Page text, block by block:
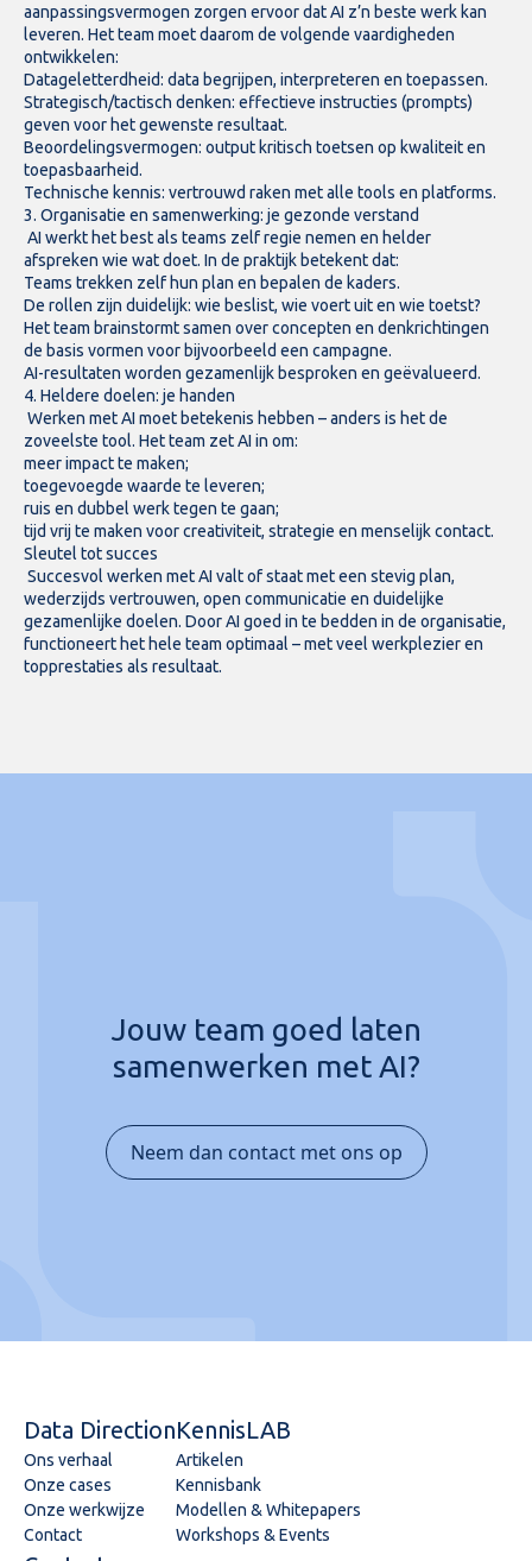
aanpassingsvermogen zorgen ervoor dat AI z’n beste werk kan
leveren. Het team moet daarom de volgende vaardigheden
ontwikkelen:
Datageletterdheid: data begrijpen, interpreteren en toepassen.
Strategisch/tactisch denken: effectieve instructies (prompts)
geven voor het gewenste resultaat.
Beoordelingsvermogen: output kritisch toetsen op kwaliteit en
toepasbaarheid.
Technische kennis: vertrouwd raken met alle tools en platforms.
3. Organisatie en samenwerking: je gezonde verstand
AI werkt het best als teams zelf regie nemen en helder
afspreken wie wat doet. In de praktijk betekent dat:
Teams trekken zelf hun plan en bepalen de kaders.
De rollen zijn duidelijk: wie beslist, wie voert uit en wie toetst?
Het team brainstormt samen over concepten en denkrichtingen
de basis vormen voor bijvoorbeeld een campagne.
AI-resultaten worden gezamenlijk besproken en geëvalueerd.
4. Heldere doelen: je handen
Werken met AI moet betekenis hebben – anders is het de
zoveelste tool. Het team zet AI in om:
meer impact te maken;
toegevoegde waarde te leveren;
ruis en dubbel werk tegen te gaan;
tijd vrij te maken voor creativiteit, strategie en menselijk contact.
Sleutel tot succes
Succesvol werken met AI valt of staat met een stevig plan,
wederzijds vertrouwen, open communicatie en duidelijke
gezamenlijke doelen. Door AI goed in te bedden in de organisatie,
functioneert het hele team optimaal – met veel werkplezier en
topprestaties als resultaat.
Jouw team goed laten
samenwerken met AI?
Neem dan contact met ons op
Data Direction
Ons verhaal
Onze cases
Onze werkwijze
Contact
KennisLAB
Artikelen
Kennisbank
Modellen & Whitepapers
Workshops & Events